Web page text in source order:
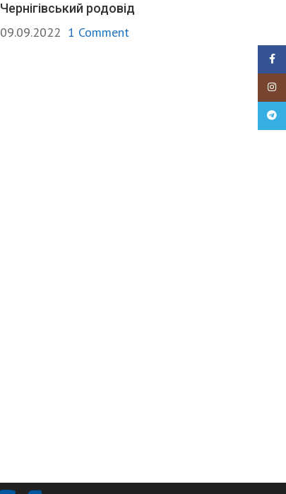
Чернігівський родовід
09.09.2022 1 Comment